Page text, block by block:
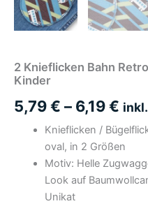
2 Knieflicken Bahn
Kinder
5,79€ – 6,19€
Knieflicken /
oval, in 2 Größen
Motiv: Helle
Look auf
Unikat